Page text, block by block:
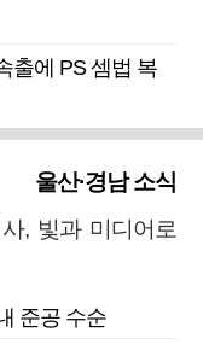
출에 PS 셈법 복
울산·경남 소식
, 빛과 미디어로
준공 수순